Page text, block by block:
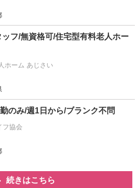
ッフ/無資格可/住宅型有料老人ホー
ホーム あじさい
のみ/週1日から/ブランク不問
フ協会
続きはこちら